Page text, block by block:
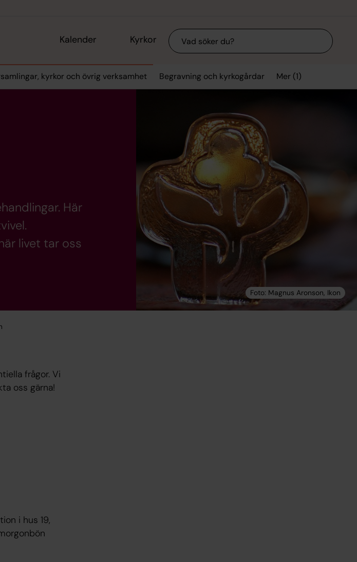
Kalender Kyrkor Sök
kyrkor och övrig verksamhet Begravning och kyrkogårdar Mer (1)
Här
livet tar oss
frågor. Vi
oss gärna!
i hus 19,